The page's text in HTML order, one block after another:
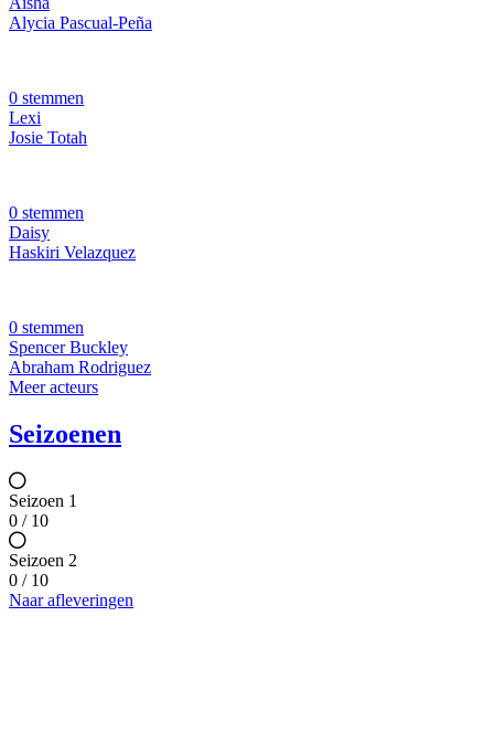
Alycia Pascual-Peña
0 stemmen
Lexi
Josie Totah
0 stemmen
Daisy
Haskiri Velazquez
0 stemmen
Spencer Buckley
Abraham Rodriguez
Meer acteurs
Seizoenen
Seizoen 1
0 / 10
Seizoen 2
0 / 10
Naar afleveringen